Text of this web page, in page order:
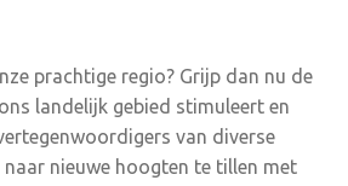
prachtige regio? Grijp dan nu de
landelijk gebied stimuleert en
van diverse
nieuwe hoogten te tillen met